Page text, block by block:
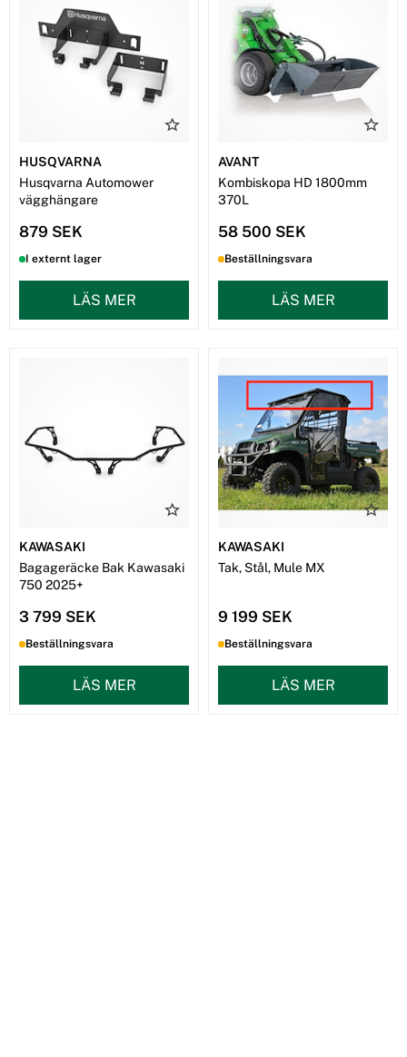
HUSQVARNA
Husqvarna Automower
vägghängare
879 SEK
I externt lager
LÄS MER
AVANT
Kombiskopa HD 1800mm
370L
58 500 SEK
Beställningsvara
LÄS MER
KAWASAKI
Bagageräcke Bak Kawasaki
750 2025+
3 799 SEK
Beställningsvara
LÄS MER
KAWASAKI
Tak, Stål, Mule MX
9 199 SEK
Beställningsvara
LÄS MER